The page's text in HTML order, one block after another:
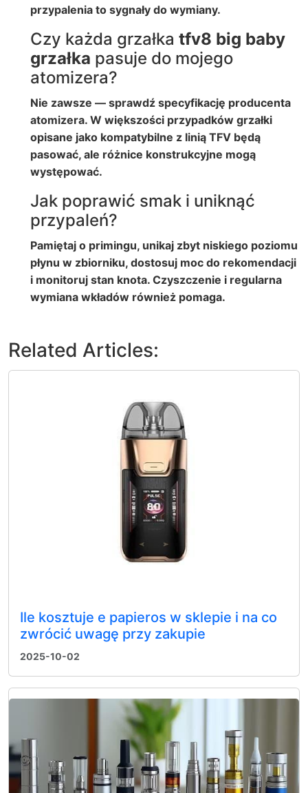
przypalenia to sygnały do wymiany.
Czy każda grzałka tfv8 big baby
grzałka pasuje do mojego
atomizera?
Nie zawsze — sprawdź specyfikację producenta
atomizera. W większości przypadków grzałki
opisane jako kompatybilne z linią TFV będą
pasować, ale różnice konstrukcyjne mogą
występować.
Jak poprawić smak i uniknąć
przypaleń?
Pamiętaj o primingu, unikaj zbyt niskiego poziomu
płynu w zbiorniku, dostosuj moc do rekomendacji
i monitoruj stan knota. Czyszczenie i regularna
wymiana wkładów również pomaga.
Related Articles:
Ile kosztuje e papieros w sklepie i na co
zwrócić uwagę przy zakupie
2025-10-02